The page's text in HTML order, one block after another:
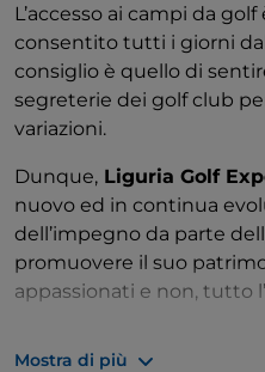
L’accesso ai campi da
consentito tutti i giorni
consiglio è quello di
segreterie dei golf club
variazioni.
Dunque, Liguria Golf
nuovo ed in continua
dell’impegno da parte
promuovere il suo
appassionati e non, tutto
Mostra di più